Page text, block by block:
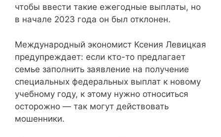
чтобы ввести такие ежегодные выплаты, но
в начале 2023 года он был отклонен.
Международный экономист Ксения Левицкая
предупреждает: если кто-то предлагает
семье заполнить заявление на получение
специальных федеральных выплат к новому
учебному году, к этому нужно относиться
осторожно — так могут действовать
мошенники.